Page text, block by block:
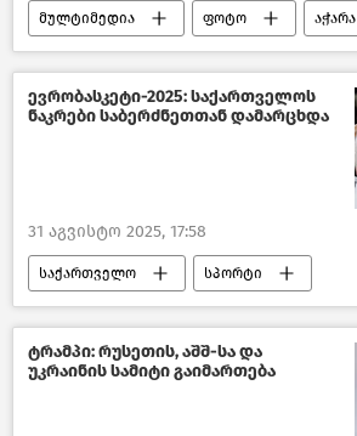
მულტიმედია ფოტო აჭარა
ევრობასკეტი-2025: საქართველოს
ნაკრები საბერძნეთთან დამარცხდა
31 აგვისტო 2025, 17:58
საქართველო სპორტი
საზოგადოება ახალი ამბები
ტრამპი: რუსეთის, აშშ-სა და
უკრაინის სამიტი გაიმართება